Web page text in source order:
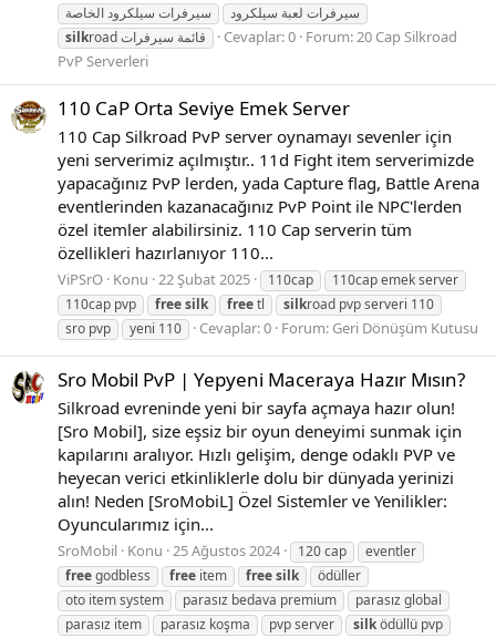
سيرفرات سيلكرود الخاصة
سيرفرات لعبة سيلكرود
قائمة سيرفرات
silkroad Cevaplar: 0 Forum:20 Cap Silkroad
PvP Serverleri
110 CaP Orta Seviye Emek Server
110 Cap Silkroad PvP server oynamayı sevenler için
yeni serverimiz açılmıştır.. 11d Fight item serverimizde
yapacağınız PvP lerden, yada Capture flag, Battle Arena
eventlerinden kazanacağınız PvP Point ile NPC'lerden
özel itemler alabilirsiniz. 110 Cap serverin tüm
özellikleri hazırlanıyor 110...
ViPSrO Konu 22 Şubat 2025 110cap
110cap emek server
110cap pvp
freesilk freetl silkroad pvp serveri 110
sro pvp
yeni 110 Cevaplar: 0 Forum: Geri Dönüşüm Kutusu
Sro Mobil PvP | Yepyeni Maceraya Hazır Mısın?
Silkroad evreninde yeni bir sayfa açmaya hazır olun!
[Sro Mobil], size eşsiz bir oyun deneyimi sunmak için
kapılarını aralıyor. Hızlı gelişim, denge odaklı PVP ve
heyecan verici etkinliklerle dolu bir dünyada yerinizi
alın! Neden [SroMobiL] Özel Sistemler ve Yenilikler:
Oyuncularımız için...
SroMobil Konu 25 Ağustos 2024 120 cap
eventler
freegodbless free item freesilk
ödüller
oto item system
parasız bedava premium
parasız global
parasız item
parasız koşma pvp server silködüllü pvp